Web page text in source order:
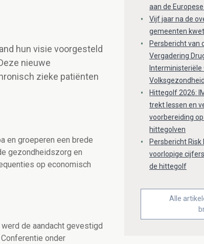
hun visie voorgesteld
nieuwe
zieke patiënten
en groeperen een brede
gezondheidszorg en
op economisch
de aandacht gevestigd
onder
aan de
Vijf jaar na de
gemeenten
Persbericht van
Vergadering
Volksgezondheid
Hittegolf 2026:
trekt lessen en
voorbereiding
hittegolven
Persbericht
voorlopige
de hittegolf
Alle